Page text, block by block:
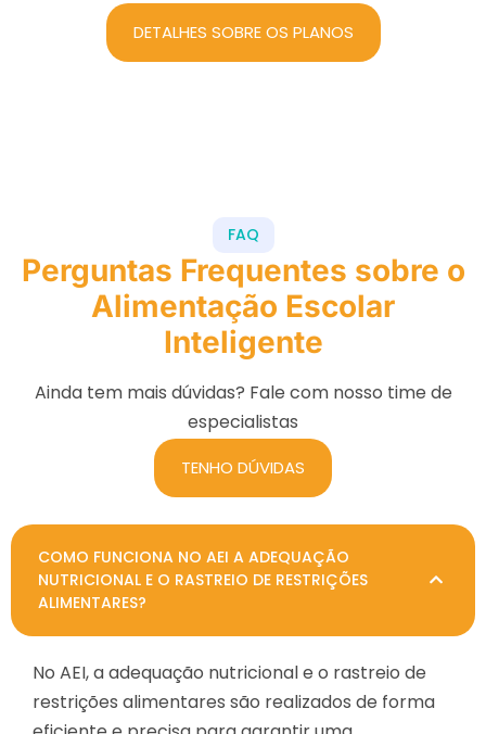
DETALHES SOBRE OS PLANOS
FAQ
Perguntas Frequentes sobre o
Alimentação Escolar
Inteligente
Ainda tem mais dúvidas? Fale com nosso time de
especialistas
TENHO DÚVIDAS
COMO FUNCIONA NO AEI A ADEQUAÇÃO
NUTRICIONAL E O RASTREIO DE RESTRIÇÕES
ALIMENTARES?
No AEI, a adequação nutricional e o rastreio de
restrições alimentares são realizados de forma